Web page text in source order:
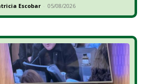
Escobar - 05/08/2026